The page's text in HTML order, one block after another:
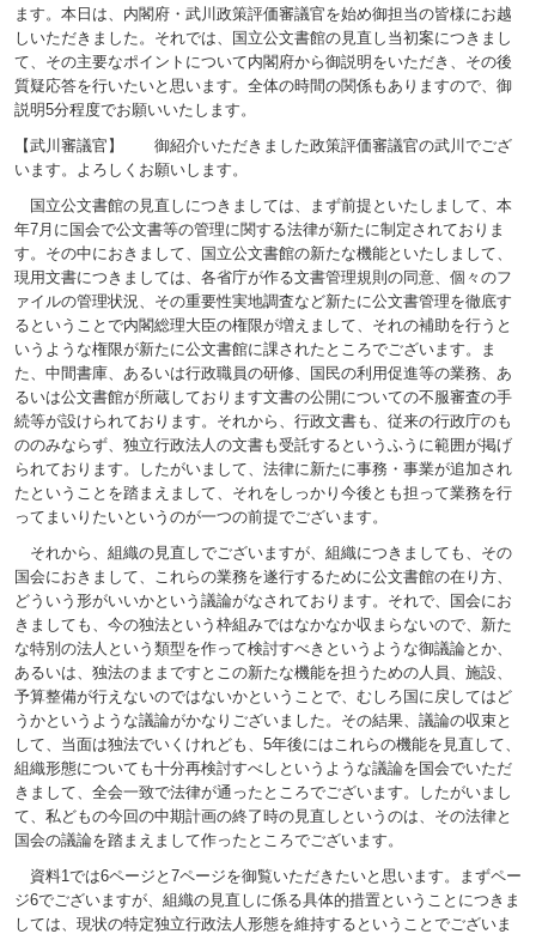
ます。本日は、内閣府・武川政策評価審議官を始め御担当の皆様にお越
しいただきました。それでは、国立公文書館の見直し当初案につきまし
て、その主要なポイントについて内閣府から御説明をいただき、その後
質疑応答を行いたいと思います。全体の時間の関係もありますので、御
説明5分程度でお願いいたします。
【武川審議官】 御紹介いただきました政策評価審議官の武川でござ
います。よろしくお願いします。
国立公文書館の見直しにつきましては、まず前提といたしまして、本
年7月に国会で公文書等の管理に関する法律が新たに制定されておりま
す。その中におきまして、国立公文書館の新たな機能といたしまして、
現用文書につきましては、各省庁が作る文書管理規則の同意、個々のフ
ァイルの管理状況、その重要性実地調査など新たに公文書管理を徹底す
るということで内閣総理大臣の権限が増えまして、それの補助を行うと
いうような権限が新たに公文書館に課されたところでございます。ま
た、中間書庫、あるいは行政職員の研修、国民の利用促進等の業務、あ
るいは公文書館が所蔵しております文書の公開についての不服審査の手
続等が設けられております。それから、行政文書も、従来の行政庁のも
ののみならず、独立行政法人の文書も受託するというふうに範囲が掲げ
られております。したがいまして、法律に新たに事務・事業が追加され
たということを踏まえまして、それをしっかり今後とも担って業務を行
ってまいりたいというのが一つの前提でございます。
それから、組織の見直しでございますが、組織につきましても、その
国会におきまして、これらの業務を遂行するために公文書館の在り方、
どういう形がいいかという議論がなされております。それで、国会にお
きましても、今の独法という枠組みではなかなか収まらないので、新た
な特別の法人という類型を作って検討すべきというような御議論とか、
あるいは、独法のままですとこの新たな機能を担うための人員、施設、
予算整備が行えないのではないかということで、むしろ国に戻してはど
うかというような議論がかなりございました。その結果、議論の収束と
して、当面は独法でいくけれども、5年後にはこれらの機能を見直して、
組織形態についても十分再検討すべしというような議論を国会でいただ
きまして、全会一致で法律が通ったところでございます。したがいまし
て、私どもの今回の中期計画の終了時の見直しというのは、その法律と
国会の議論を踏まえまして作ったところでございます。
資料1では6ページと7ページを御覧いただきたいと思います。まずペー
ジ6でございますが、組織の見直しに係る具体的措置ということにつきま
しては、現状の特定独立行政法人形態を維持するということでございま